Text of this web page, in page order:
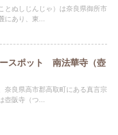
とぬしじんじゃ）は奈良県御所市
にあり、東...
ースポット 南法華寺（壺
奈良県高市郡高取町にある真言宗
壺阪寺（つ...